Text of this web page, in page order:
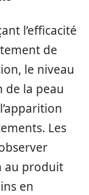
l’efficacité
de
le niveau
de la peau
Les
au produit
en